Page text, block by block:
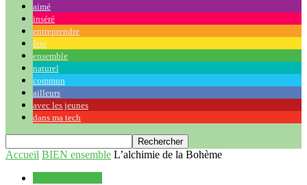
aimé
inséré
entreprendre
être
ensemble
naturel
commun
ailleurs
avec les jeunes
dans ma tech
Accueil BIEN ensemble L’alchimie de la Bohème